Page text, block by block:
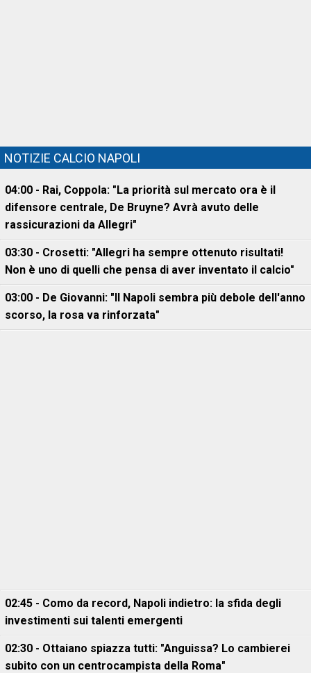
NOTIZIE CALCIO NAPOLI
04:00 - Rai, Coppola: "La priorità sul mercato ora è il
difensore centrale, De Bruyne? Avrà avuto delle
rassicurazioni da Allegri"
03:30 - Crosetti: "Allegri ha sempre ottenuto risultati!
Non è uno di quelli che pensa di aver inventato il calcio"
03:00 - De Giovanni: "Il Napoli sembra più debole dell'anno
scorso, la rosa va rinforzata"
02:45 - Como da record, Napoli indietro: la sfida degli
investimenti sui talenti emergenti
02:30 - Ottaiano spiazza tutti: "Anguissa? Lo cambierei
subito con un centrocampista della Roma"